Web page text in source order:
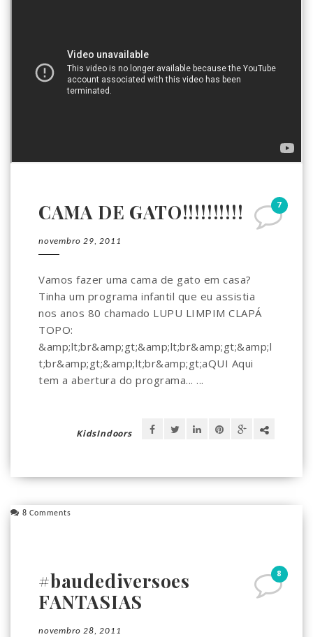
7
CAMA DE GATO!!!!!!!!!!
novembro 29, 2011
Vamos fazer uma cama de gato em casa?
Tinha um programa infantil que eu assistia
nos anos 80 chamado LUPU LIMPIM CLAPÁ
TOPO:
&amp;lt;br&amp;gt;&amp;lt;br&amp;gt;&amp;l
t;br&amp;gt;&amp;lt;br&amp;gt;aQUI Aqui
tem a abertura do programa... ...
KidsIndoors
8 Comments
8
#baudediversoes
FANTASIAS
novembro 28, 2011